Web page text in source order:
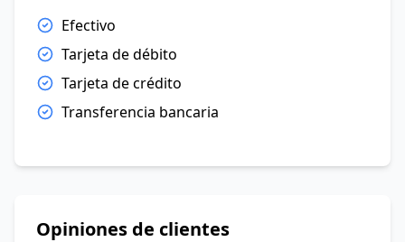
Efectivo
Tarjeta de débito
Tarjeta de crédito
Transferencia bancaria
Opiniones de clientes